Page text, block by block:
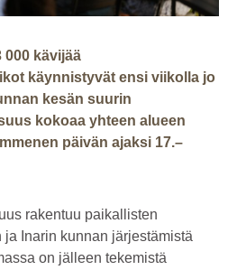
000 kävijää
käynnistyvät ensi viikolla jo
kesän suurin
kokoaa yhteen alueen
päivän ajaksi 17.–
rakentuu paikallisten
ja Inarin kunnan järjestämistä
on jälleen tekemistä